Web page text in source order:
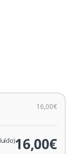
16,00€
16,00€